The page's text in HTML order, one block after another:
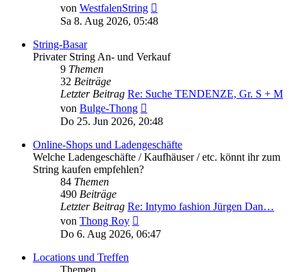
von WestfalenString
Beitrag
Sa 8. Aug 2026, 05:48
String-Basar
Privater String An- und Verkauf
9 Themen
32 Beiträge
Letzter Beitrag Re: Suche TENDENZE, Gr. S + M
von Bulge-Thong
Beitrag
Do 25. Jun 2026, 20:48
Online-Shops und Ladengeschäfte
Welche Ladengeschäfte / Kaufhäuser / etc. könnt ihr zum
String kaufen empfehlen?
84 Themen
490 Beiträge
Letzter Beitrag Re: Intymo fashion Jürgen Dan…
von Thong Roy
Beitrag
Do 6. Aug 2026, 06:47
Locations und Treffen
Themen